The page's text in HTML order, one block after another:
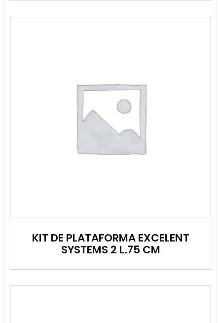
KIT DE PLATAFORMA EXCELENT
SYSTEMS 2 L.75 CM